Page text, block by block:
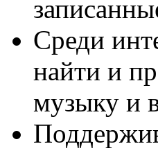
Среди
найти и
музыку и